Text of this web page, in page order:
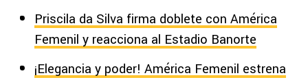
Priscila da Silva firma doblete con América
Femenil y reacciona al Estadio Banorte
¡Elegancia y poder! América Femenil estrena